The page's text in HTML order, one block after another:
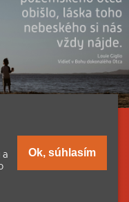
a články
Katechizmu
a
Ok, súhlasím